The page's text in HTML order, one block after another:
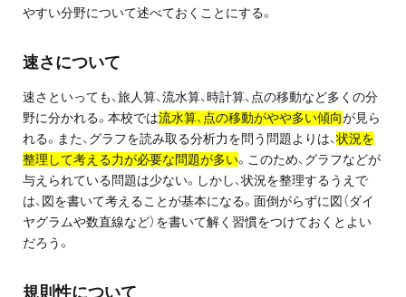
インフォメーション
会社概要
採用情報
プライバシーポリシー
免責事項・著作権等
やすい分野について述べておくことにする。
速さについて
速さといっても、旅人算、流水算、時計算、点の移動など多くの分
野に分かれる。本校では流水算、点の移動がやや多い傾向が見ら
れる。また、グラフを読み取る分析力を問う問題よりは、状況を
整理して考える力が必要な問題が多い。このため、グラフなどが
与えられている問題は少ない。しかし、状況を整理するうえで
は、図を書いて考えることが基本になる。面倒がらずに図（ダイ
ヤグラムや数直線など）を書いて解く習慣をつけておくとよい
だろう。
規則性について